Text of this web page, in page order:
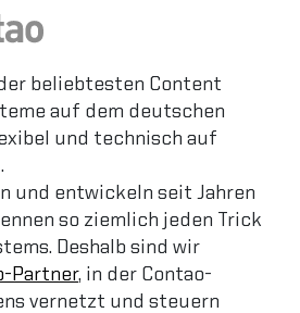
beliebtesten Content
auf dem deutschen
und technisch auf
und entwickeln seit Jahren
so ziemlich jeden Trick
Deshalb sind wir
Partner, in der Contao-
vernetzt und steuern